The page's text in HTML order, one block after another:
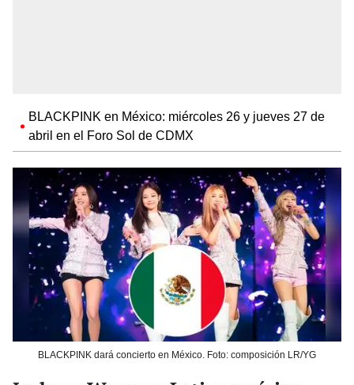
BLACKPINK en México: miércoles 26 y jueves 27 de
abril en el Foro Sol de CDMX
BLACKPINK dará concierto en México. Foto: composición LR/YG